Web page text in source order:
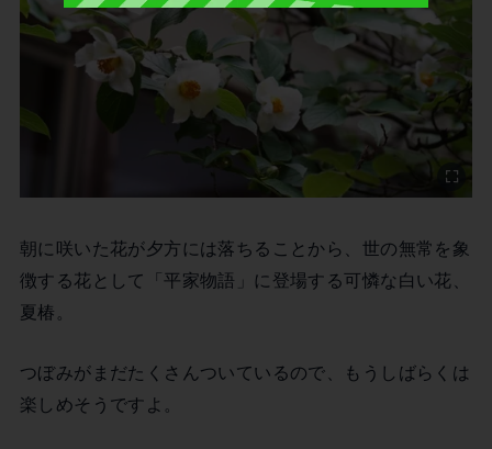
朝に咲いた花が夕方には落ちることから、世の無常を象
徴する花として「平家物語」に登場する可憐な白い花、
夏椿。
つぼみがまだたくさんついているので、もうしばらくは
楽しめそうですよ。